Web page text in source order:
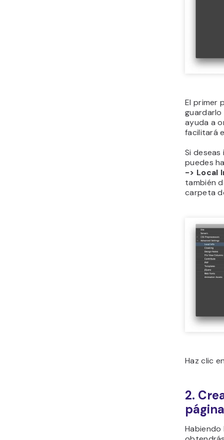
El primer
guardarlo
ayuda a
facilitará
Si
puedes
-> Local
también
carpeta
Haz clic
2.